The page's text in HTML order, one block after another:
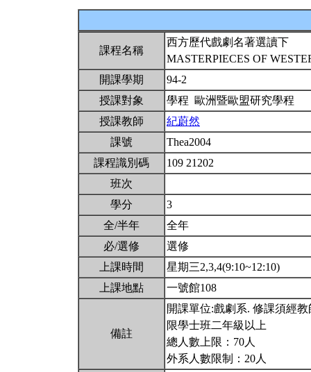
課程名稱
西方歷代戲劇名著選讀下
MASTERPIECES OF
開課學期
94-2
授課對象
學程 歐洲暨歐盟研究學程
授課教師
紀蔚然
課號
Thea2004
課程識別碼
109 21202
班次
學分
3
全/半年
全年
必/選修
選修
上課時間
星期三2,3,4(9:10~12:10)
上課地點
一號館108
備註
開課單位:戲劇系. 修課須經
限學士班二年級以上
總人數上限：70人
外系人數限制：20人